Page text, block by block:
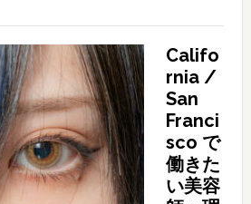
Califo
rnia /
San
Franci
sco で
働きた
い美容